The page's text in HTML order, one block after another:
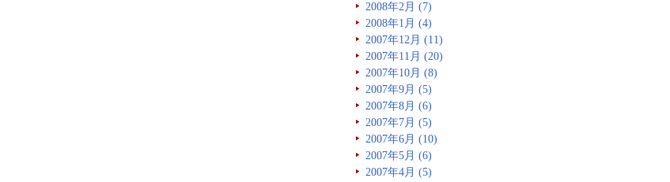
2008年2月 (7)
2008年1月 (4)
2007年12月 (11)
2007年11月 (20)
2007年10月 (8)
2007年9月 (5)
2007年8月 (6)
2007年7月 (5)
2007年6月 (10)
2007年5月 (6)
2007年4月 (5)